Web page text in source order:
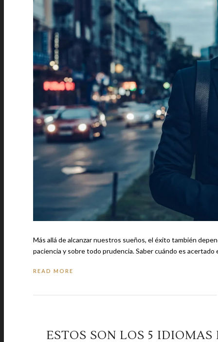
Más allá de alcanzar nuestros sueños, el éxito también
paciencia y sobre todo prudencia. Saber cuándo es
READ MORE
ESTOS SON LOS 5